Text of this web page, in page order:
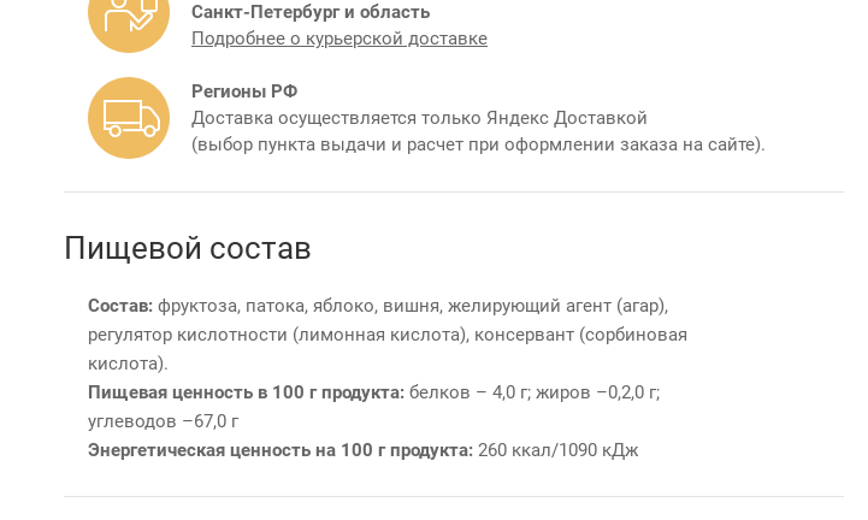
Санкт-Петербург и область
Подробнее о курьерской доставке
Регионы РФ
Доставка осуществляется только Яндекс Доставкой
(выбор пункта выдачи и расчет при оформлении заказа на сайте).
Пищевой состав
Состав: фруктоза, патока, яблоко, вишня, желирующий агент (агар),
регулятор кислотности (лимонная кислота), консервант (сорбиновая
кислота).
Пищевая ценность в 100 г продукта: белков – 4,0 г; жиров –0,2,0 г;
углеводов –67,0 г
Энергетическая ценность на 100 г продукта: 260 ккал/1090 кДж